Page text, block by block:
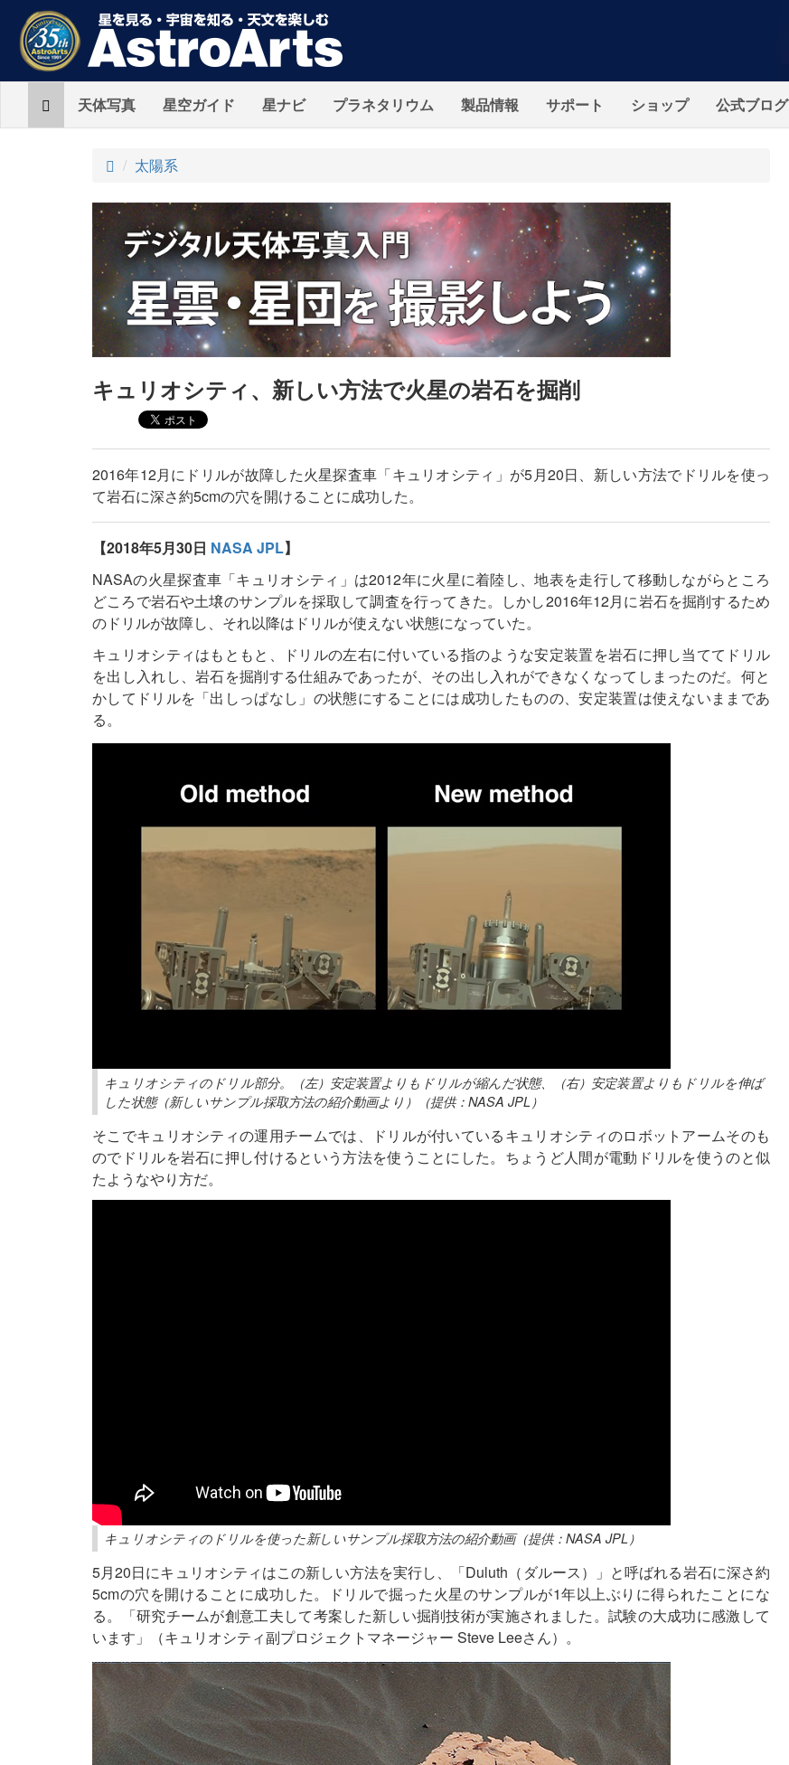
Home天体写真 星空ガイド 星ナビ プラネタリウム 製品情報 サポート ショップ 公式ブログ
ト
プ
太陽系
キュリオシティ、新しい方法で火星の岩石を掘削
2016年12月にドリルが故障した火星探査車「キュリオシティ」が5月20日、新しい方法でドリルを使っ
て岩石に深さ約5cmの穴を開けることに成功した。
【2018年5月30日 NASA JPL】
NASAの火星探査車「キュリオシティ」は2012年に火星に着陸し、地表を走行して移動しながらところ
どころで岩石や土壌のサンプルを採取して調査を行ってきた。しかし2016年12月に岩石を掘削するため
のドリルが故障し、それ以降はドリルが使えない状態になっていた。
キュリオシティはもともと、ドリルの左右に付いている指のような安定装置を岩石に押し当ててドリル
を出し入れし、岩石を掘削する仕組みであったが、その出し入れができなくなってしまったのだ。何と
かしてドリルを「出しっぱなし」の状態にすることには成功したものの、安定装置は使えないままであ
る。
キュリオシティのドリル部分。（左）安定装置よりもドリルが縮んだ状態、（右）安定装置よりもドリルを伸ば
した状態（新しいサンプル採取方法の紹介動画より）（提供：NASA JPL）
そこでキュリオシティの運用チームでは、ドリルが付いているキュリオシティのロボットアームそのも
のでドリルを岩石に押し付けるという方法を使うことにした。ちょうど人間が電動ドリルを使うのと似
たようなやり方だ。
キュリオシティのドリルを使った新しいサンプル採取方法の紹介動画（提供：NASA JPL）
5月20日にキュリオシティはこの新しい方法を実行し、「Duluth（ダルース）」と呼ばれる岩石に深さ約
5cmの穴を開けることに成功した。ドリルで掘った火星のサンプルが1年以上ぶりに得られたことにな
る。「研究チームが創意工夫して考案した新しい掘削技術が実施されました。試験の大成功に感激して
います」（キュリオシティ副プロジェクトマネージャー Steve Leeさん）。